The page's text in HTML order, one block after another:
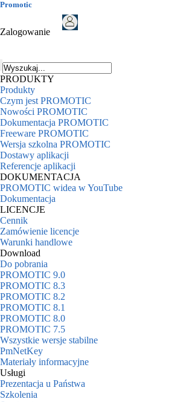
Promotic
Zalogowanie
PRODUKTY
Produkty
Czym jest PROMOTIC
Nowości PROMOTIC
Dokumentacja PROMOTIC
Freeware PROMOTIC
Wersja szkolna PROMOTIC
Dostawy aplikacji
Referencje aplikacji
DOKUMENTACJA
PROMOTIC widea w YouTube
Dokumentacja
LICENCJE
Cennik
Zamówienie licencje
Warunki handlowe
Download
Do pobrania
PROMOTIC 9.0
PROMOTIC 8.3
PROMOTIC 8.2
PROMOTIC 8.1
PROMOTIC 8.0
PROMOTIC 7.5
Wszystkie wersje stabilne
PmNetKey
Materiały informacyjne
Usługi
Prezentacja u Państwa
Szkolenia